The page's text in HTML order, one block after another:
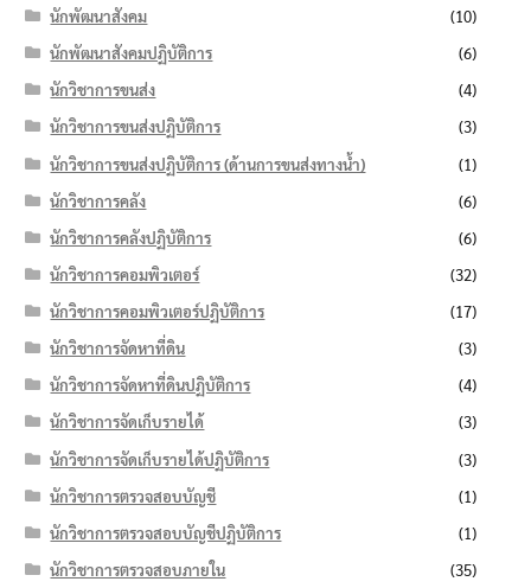
นักพัฒนาสังคม
(10)
นักพัฒนาสังคมปฏิบัติการ
(6)
นักวิชาการขนส่ง
(4)
นักวิชาการขนส่งปฏิบัติการ
(3)
นักวิชาการขนส่งปฏิบัติการ (ด้านการขนส่งทางน้ำ)
(1)
นักวิชาการคลัง
(6)
นักวิชาการคลังปฏิบัติการ
(6)
นักวิชาการคอมพิวเตอร์
(32)
นักวิชาการคอมพิวเตอร์ปฏิบัติการ
(17)
นักวิชาการจัดหาที่ดิน
(3)
นักวิชาการจัดหาที่ดินปฏิบัติการ
(4)
นักวิชาการจัดเก็บรายได้
(3)
นักวิชาการจัดเก็บรายได้ปฏิบัติการ
(3)
นักวิชาการตรวจสอบบัญชี
(1)
นักวิชาการตรวจสอบบัญชีปฏิบัติการ
(1)
นักวิชาการตรวจสอบภายใน
(35)